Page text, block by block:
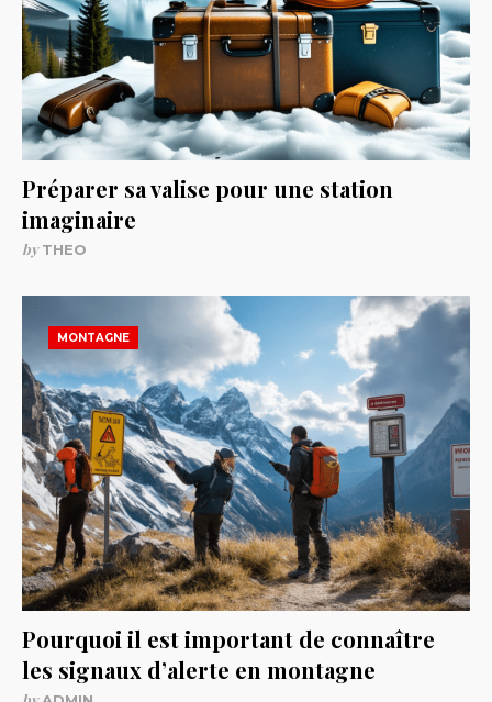
Préparer sa valise pour une station
imaginaire
byTHEO
MONTAGNE
Pourquoi il est important de connaître
les signaux d’alerte en montagne